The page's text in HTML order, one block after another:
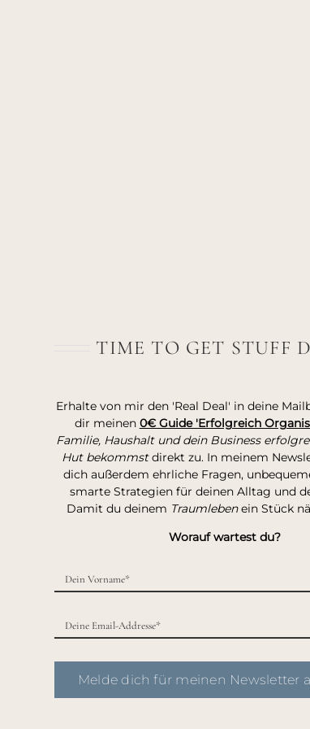
TIME TO GET STUFF
Erhalte von mir den 'Real Deal' in deine
dir meinen 0€ Guide 'Erfolgreich
Familie, Haushalt und dein Business
Hut bekommstdirekt zu. In meinem
dich außerdem ehrliche Fragen,
smarte Strategien für deinen Alltag und
Damit du deinem Traumlebenein Stück
Worauf wartest du?
Melde dich für meinen Newsletter